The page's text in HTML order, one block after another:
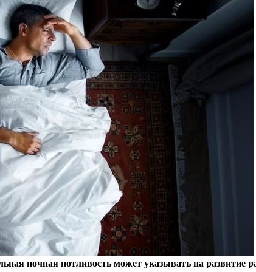
ночная потливость может указывать на развитие